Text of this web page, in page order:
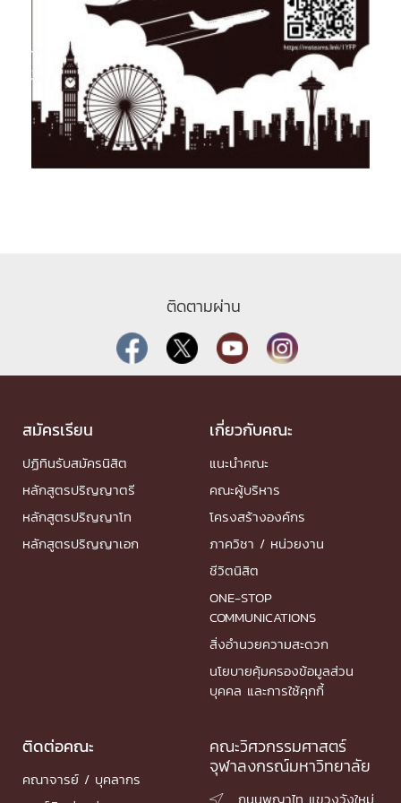
ติดตามผ่าน
สมัครเรียน
ปฏิทินรับสมัครนิสิต
หลักสูตรปริญญาตรี
หลักสูตรปริญญาโท
หลักสูตรปริญญาเอก
เกี่ยวกับคณะ
แนะนำคณะ
คณะผู้บริหาร
โครงสร้างองค์กร
ภาควิชา / หน่วยงาน
ชีวิตนิสิต
ONE-STOP
COMMUNICATIONS
สิ่งอำนวยความสะดวก
นโยบายคุ้มครองข้อมูลส่วน
บุคคล และการใช้คุกกี้
ติดต่อคณะ
คณาจารย์ / บุคลากร
คณะวิศวกรรมศาสตร์
จุฬาลงกรณ์มหาวิทยาลัย
